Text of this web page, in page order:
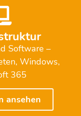
Software –
Windows,
365
ansehen